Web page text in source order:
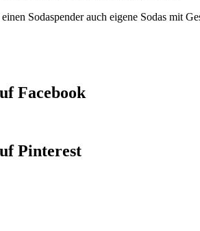
Sodaspender auch eigene Sodas mit
Facebook
Pinterest